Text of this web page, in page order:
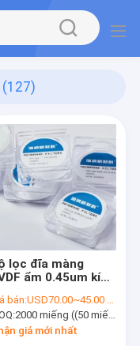
(127)
lọc đĩa màng
ẩm 0.45um kích
bán:USD70.00~45.00 per pack
2000 miếng ((50 miếng mỗi gói)
giá mới nhất